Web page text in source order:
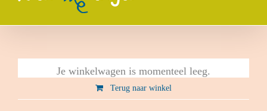
Je winkelwagen is momenteel leeg.
Terug naar winkel